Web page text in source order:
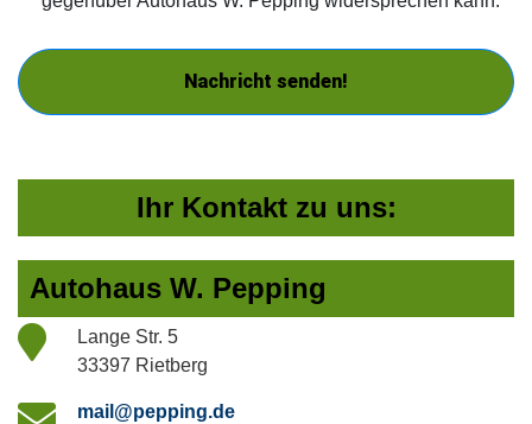
Nachricht senden!
Ihr Kontakt zu uns:
Autohaus W. Pepping
Lange Str. 5
33397 Rietberg
mail@pepping.de